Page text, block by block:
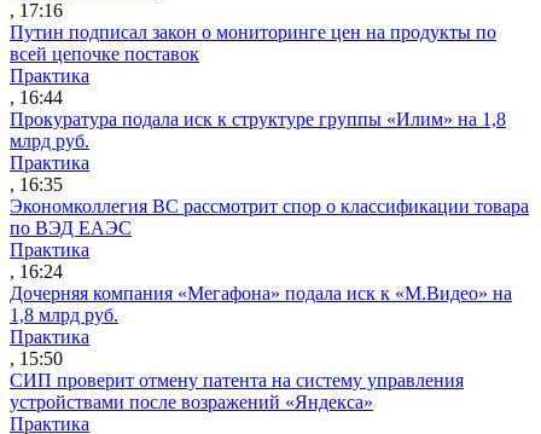
, 17:16
Путин подписал закон о мониторинге цен на продукты по
всей цепочке поставок
Практика
, 16:44
Прокуратура подала иск к структуре группы «Илим» на 1,8
млрд руб.
Практика
, 16:35
Экономколлегия ВС рассмотрит спор о классификации товара
по ВЭД ЕАЭС
Практика
, 16:24
Дочерняя компания «Мегафона» подала иск к «М.Видео» на
1,8 млрд руб.
Практика
, 15:50
СИП проверит отмену патента на систему управления
устройствами после возражений «Яндекса»
Практика